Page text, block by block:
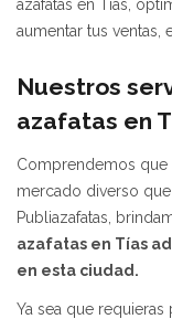
azafatas en Tías,
aumentar tus ventas,
Nuestros
azafatas en
Comprendemos que
mercado diverso
Publiazafatas,
azafatas en Tías
en esta ciudad.
Ya sea que